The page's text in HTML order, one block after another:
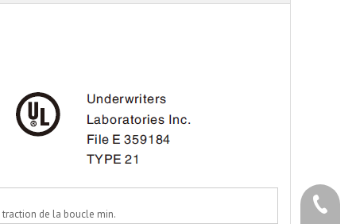
traction de la boucle min.
+86 -